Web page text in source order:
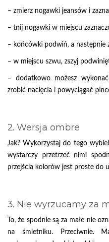
– zmierz nogawki jeansów i
– tnij nogawki w miejscu
– końcówki podwiń, a następnie
– w miejscu szwu, zszyj
– dodatkowo możesz
zrobić nacięcia i powyciągać
2. Wersja ombre
Jak? Wykorzystaj do tego
wystarczy przetrzeć nimi
przejścia kolorów jest proste do
3. Nie wyrzucamy za
To, że spodnie są za małe nie
na śmietniku. Przeciwnie.